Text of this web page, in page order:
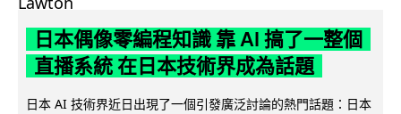
日本偶像零編程知識 靠 AI 搞了一整個
直播系統 在日本技術界成為話題
日本 AI 技術界近日出現了一個引發廣泛討論的熱門話題：日本